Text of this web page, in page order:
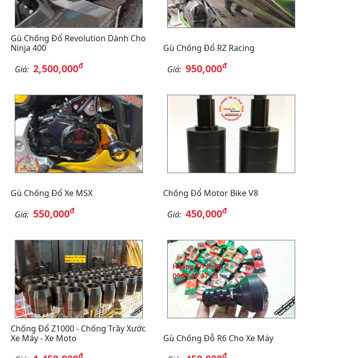
Gù Chống Đổ Revolution Dành Cho
Ninja 400
Giá: 2,500,000đ
Gù Chống Đổ RZ Racing
Giá: 950,000đ
Gù Chống Đổ Xe MSX
Giá: 550,000đ
Chống Đổ Motor Bike V8
Giá: 450,000đ
Chống Đổ Z1000 - Chống Trầy Xước
Xe Máy - Xe Moto
đ
Gù Chống Đỗ R6 Cho Xe Máy
đ